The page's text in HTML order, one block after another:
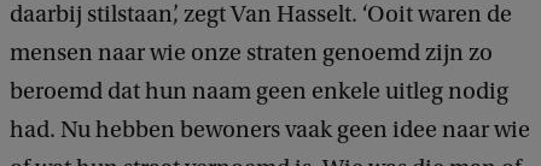
daarbij stilstaan’, zegt Van Hasselt. ‘Ooit waren de
mensen naar wie onze straten genoemd zijn zo
beroemd dat hun naam geen enkele uitleg nodig
had. Nu hebben bewoners vaak geen idee naar wie